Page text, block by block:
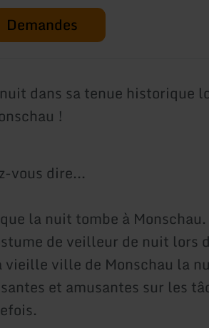
Demandes
dans sa tenue historique
!
vous dire...
la nuit tombe à Monschau.
de veilleur de nuit lors
vieille ville de Monschau la
et amusantes sur les